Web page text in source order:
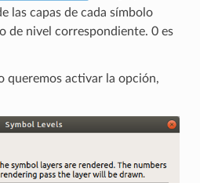
las capas de cada símbolo
de nivel correspondiente. 0 es
queremos activar la opción,